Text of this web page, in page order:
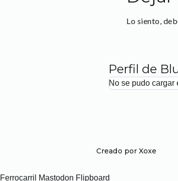
Lo siento,
Perfil de
No se pudo cargar
Creado por Xoxe
Ferrocarril Mastodon Flipboard